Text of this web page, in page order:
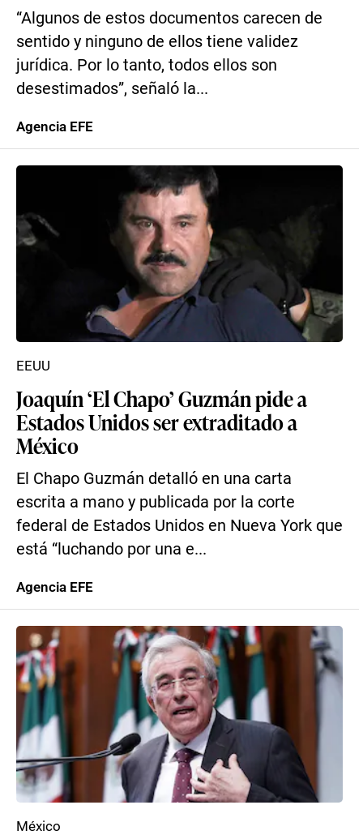
“Algunos de estos documentos carecen de
sentido y ninguno de ellos tiene validez
jurídica. Por lo tanto, todos ellos son
desestimados”, señaló la...
Agencia EFE
Joaquín ‘El Chapo’ Guzmán pide a
Estados Unidos ser extraditado a
México
El Chapo Guzmán detalló en una carta
escrita a mano y publicada por la corte
federal de Estados Unidos en Nueva York que
está “luchando por una e...
EEUU
Agencia EFE
México